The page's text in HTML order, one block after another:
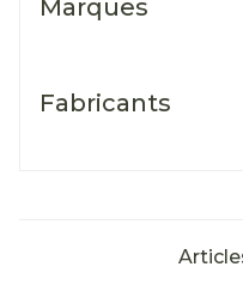
Marques
Fabricants